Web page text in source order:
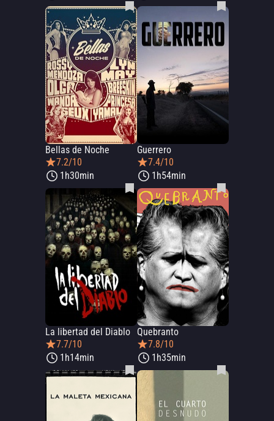
Bellas de Noche
7.2/10
1h30min
Guerrero
7.4/10
1h54min
La libertad del Diablo
7.7/10
1h14min
Quebranto
7.8/10
1h35min